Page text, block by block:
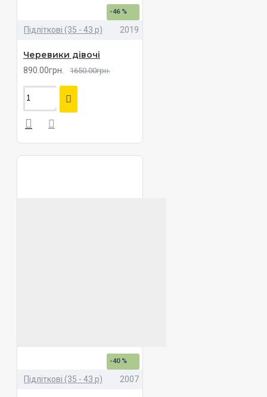
-46 %
Підліткові (35 - 43 р) 2019
Черевики дівочі
890.00грн. 1650.00грн.
-40 %
Підліткові (35 - 43 р) 2007